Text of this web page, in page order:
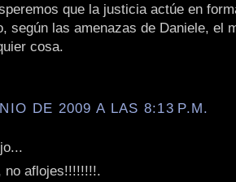
que la justicia actúe en
según las amenazas de Daniele, el
cosa.
DE 2009 A LAS 8:13 P.M.
no aflojes!!!!!!!!.